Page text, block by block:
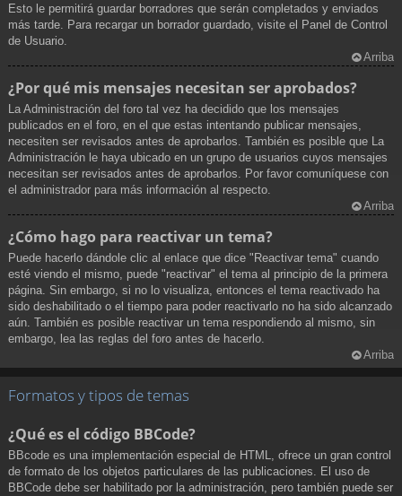
Esto le permitirá guardar borradores que serán completados y enviados
más tarde. Para recargar un borrador guardado, visite el Panel de Control
de Usuario.
Arriba
¿Por qué mis mensajes necesitan ser aprobados?
La Administración del foro tal vez ha decidido que los mensajes
publicados en el foro, en el que estas intentando publicar mensajes,
necesiten ser revisados antes de aprobarlos. También es posible que La
Administración le haya ubicado en un grupo de usuarios cuyos mensajes
necesitan ser revisados antes de aprobarlos. Por favor comuníquese con
el administrador para más información al respecto.
Arriba
¿Cómo hago para reactivar un tema?
Puede hacerlo dándole clic al enlace que dice "Reactivar tema" cuando
esté viendo el mismo, puede "reactivar" el tema al principio de la primera
página. Sin embargo, si no lo visualiza, entonces el tema reactivado ha
sido deshabilitado o el tiempo para poder reactivarlo no ha sido alcanzado
aún. También es posible reactivar un tema respondiendo al mismo, sin
embargo, lea las reglas del foro antes de hacerlo.
Arriba
Formatos y tipos de temas
¿Qué es el código BBCode?
BBcode es una implementación especial de HTML, ofrece un gran control
de formato de los objetos particulares de las publicaciones. El uso de
BBCode debe ser habilitado por la administración, pero también puede ser